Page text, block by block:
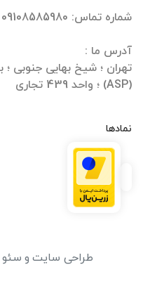
تهران ؛ شیخ بهایی جنوبی ؛
(ASP) ؛ واحد 439 تجاری
نمادها
طراحی سایت و